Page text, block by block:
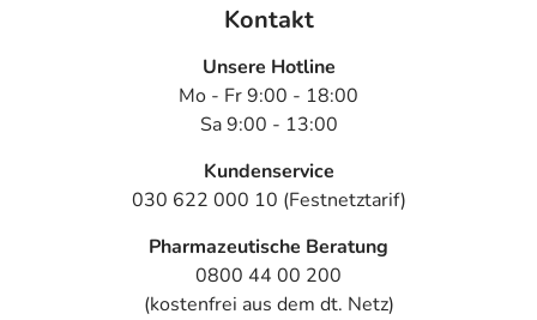
Kontakt
Unsere Hotline
Mo - Fr 9:00 - 18:00
Sa 9:00 - 13:00
Kundenservice
030 622 000 10 (Festnetztarif)
Pharmazeutische Beratung
0800 44 00 200
(kostenfrei aus dem dt. Netz)